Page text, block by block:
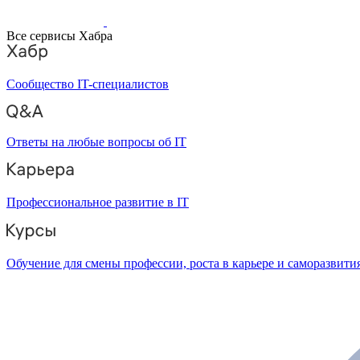
Все сервисы Хабра
Сообщество IT-специалистов
Ответы на любые вопросы об IT
Профессиональное развитие в IT
Обучение для смены профессии, роста в карьере и